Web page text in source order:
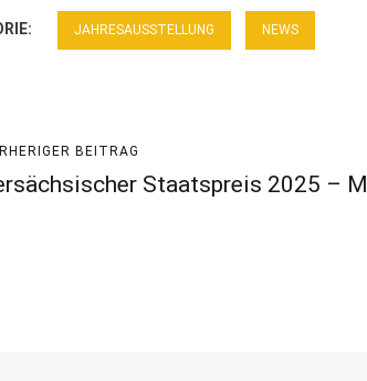
JAHRESAUSSTELLUNG NEWS
BEITRAG
Staatspreis 2025 –